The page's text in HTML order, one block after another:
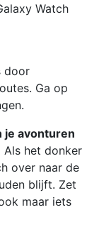
Watch
door
Ga op
je avonturen
Als het donker
over naar de
blijft. Zet
maar iets